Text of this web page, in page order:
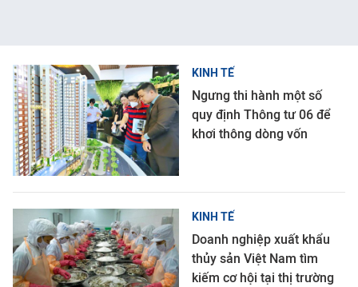
KINH TẾ
Ngưng thi hành một số
quy định Thông tư 06 để
khơi thông dòng vốn
KINH TẾ
Doanh nghiệp xuất khẩu
thủy sản Việt Nam tìm
kiếm cơ hội tại thị trường